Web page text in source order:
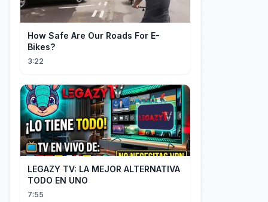
How Safe Are Our Roads For E-
Bikes?
3:22
LEGAZY TV: LA MEJOR ALTERNATIVA
TODO EN UNO
7:55